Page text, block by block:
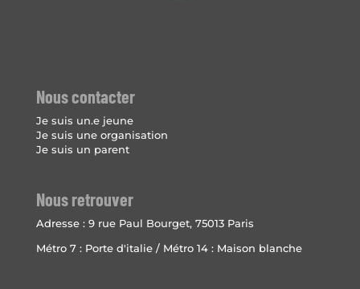
Nous contacter
Je suis un.e jeune
Je suis une organisation
Je suis un parent
Nous retrouver
Adresse : 9 rue Paul Bourget, 75013 Paris
Métro 7 : Porte d'italie / Métro 14 : Maison blanche